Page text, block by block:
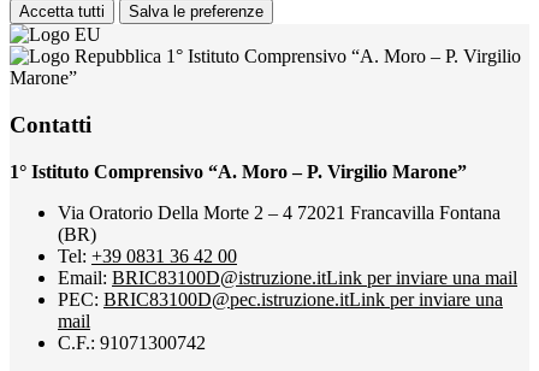
Accetta tutti Salva le preferenze
1° Istituto Comprensivo “A. Moro – P. Virgilio
Marone”
Contatti
1° Istituto Comprensivo “A. Moro – P. Virgilio Marone”
Via Oratorio Della Morte 2 – 4 72021 Francavilla Fontana
(BR)
Tel: +39 0831 36 42 00
Email: BRIC83100D@istruzione.itLink per inviare una mail
PEC: BRIC83100D@pec.istruzione.itLink per inviare una
mail
C.F.: 91071300742